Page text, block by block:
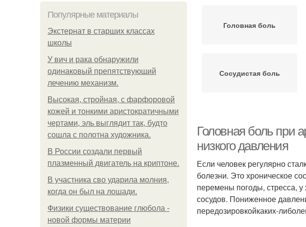
Популярные материалы
Экстернат в старших классах
школы
У вич и рака обнаружили
одинаковый препятствующий
лечению механизм.
Высокая, стройная, с фарфоровой
кожей и тонкими аристократичными
чертами, эль выглядит так, будто
сошла с полотна художника.
В России создали первый
плазменный двигатель на криптоне.
В участника сво ударила молния,
когда он был на лошади.
Физики существование глюбола -
новой формы материи
Головная боль
Сосудистая боль
Головная боль при
низкого давления
Если человек регулярно
болезни. Это хроническое
перемены погоды, стресса,
сосудов. Пониженное
передозировкойкаких-